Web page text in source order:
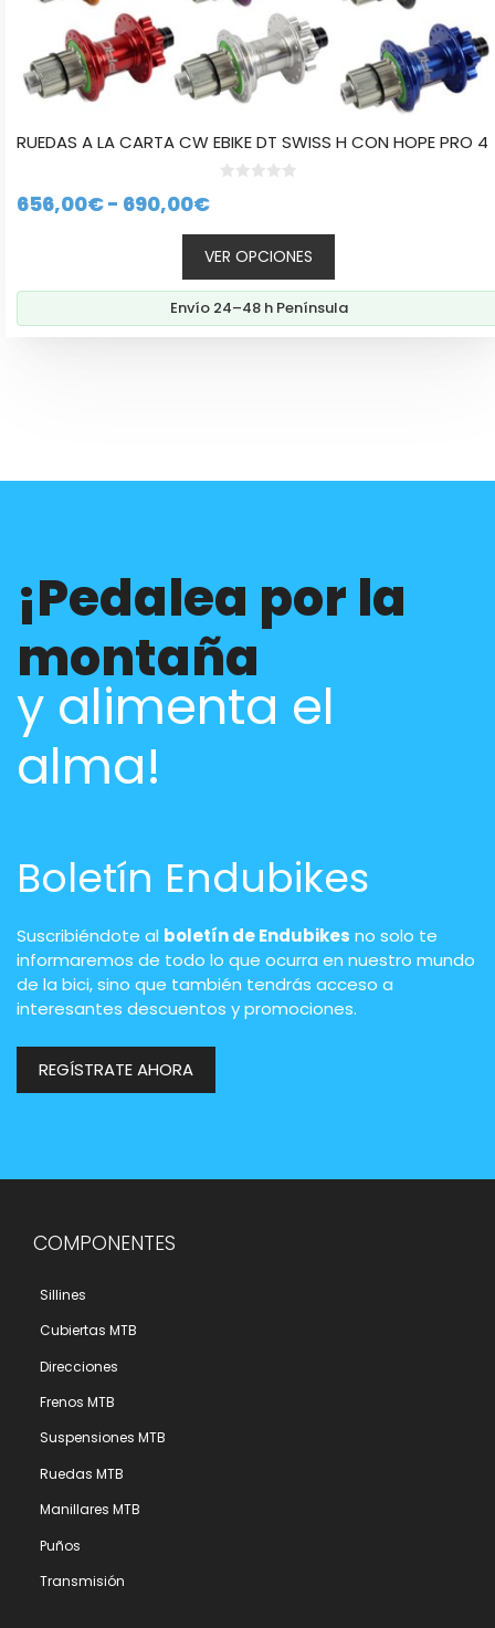
RUEDAS A LA CARTA CW EBIKE DT SWISS H CON HOPE PRO 4
5
656,00€- 690,00€Rango
de
precios:
desde
656,00€
VER OPCIONES
Envío 24–48 h Península
¡Pedalea por la
montaña
y alimenta el
alma!
Boletín Endubikes
Suscribiéndote al boletín de Endubikes no solo te
informaremos de todo lo que ocurra en nuestro mundo
de la bici, sino que también tendrás acceso a
interesantes descuentos y promociones.
REGÍSTRATE AHORA
COMPONENTES
Sillines
Cubiertas MTB
Direcciones
Frenos MTB
Suspensiones MTB
Ruedas MTB
Manillares MTB
Puños
Transmisión